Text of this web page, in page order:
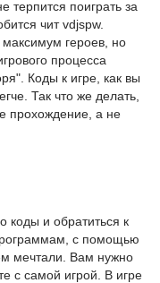
терпится поиграть за
чит vdjspw.
героев, но
процесса
Коды к игре, как вы
Так что же делать,
прохождение, а не
коды и обратиться к
с помощью
мечтали. Вам нужно
с самой игрой. В игре